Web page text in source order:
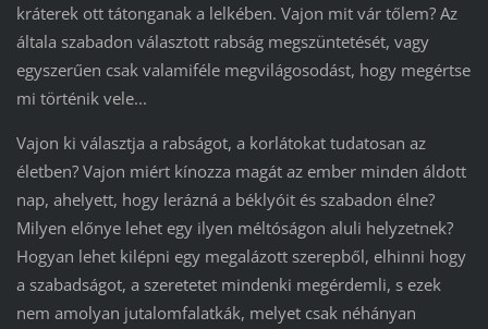
kráterek ott tátonganak a lelkében. Vajon mit vár tőlem? Az
általa szabadon választott rabság megszüntetését, vagy
egyszerűen csak valamiféle megvilágosodást, hogy megértse
mi történik vele...
Vajon ki választja a rabságot, a korlátokat tudatosan az
életben? Vajon miért kínozza magát az ember minden áldott
nap, ahelyett, hogy lerázná a béklyóit és szabadon élne?
Milyen előnye lehet egy ilyen méltóságon aluli helyzetnek?
Hogyan lehet kilépni egy megalázott szerepből, elhinni hogy
a szabadságot, a szeretetet mindenki megérdemli, s ezek
nem amolyan jutalomfalatkák, melyet csak néhányan